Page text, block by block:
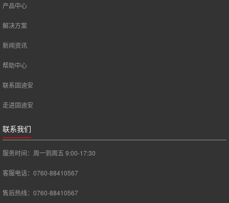
产品中心
解决方案
新闻资讯
帮助中心
联系固迪安
走进固迪安
联系我们
服务时间：周一到周五 9:00-17:30
客服电话：0760-88410567
售后热线：0760-88410567